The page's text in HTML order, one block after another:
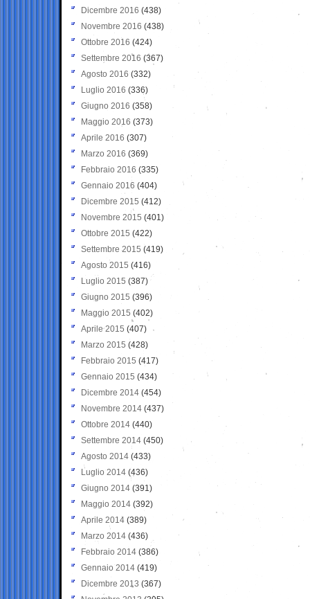
Dicembre 2016 (438)
Novembre 2016 (438)
Ottobre 2016 (424)
Settembre 2016 (367)
Agosto 2016 (332)
Luglio 2016 (336)
Giugno 2016 (358)
Maggio 2016 (373)
Aprile 2016 (307)
Marzo 2016 (369)
Febbraio 2016 (335)
Gennaio 2016 (404)
Dicembre 2015 (412)
Novembre 2015 (401)
Ottobre 2015 (422)
Settembre 2015 (419)
Agosto 2015 (416)
Luglio 2015 (387)
Giugno 2015 (396)
Maggio 2015 (402)
Aprile 2015 (407)
Marzo 2015 (428)
Febbraio 2015 (417)
Gennaio 2015 (434)
Dicembre 2014 (454)
Novembre 2014 (437)
Ottobre 2014 (440)
Settembre 2014 (450)
Agosto 2014 (433)
Luglio 2014 (436)
Giugno 2014 (391)
Maggio 2014 (392)
Aprile 2014 (389)
Marzo 2014 (436)
Febbraio 2014 (386)
Gennaio 2014 (419)
Dicembre 2013 (367)